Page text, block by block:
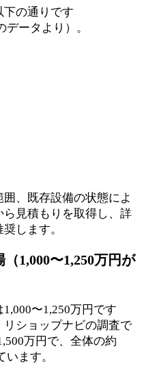
の通りです
データより）。
、既存設備の状態によ
見積もりを取得し、詳
します。
1,000〜1,250万円が
〜1,250万円です
リショップナビの調査で
万円で、全体の約
ます。